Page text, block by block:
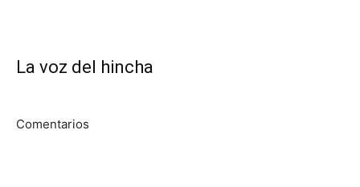
La voz del hincha
Comentarios